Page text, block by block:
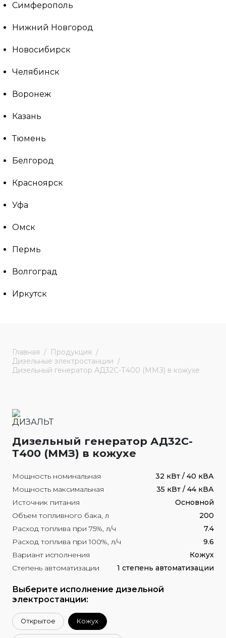
Симферополь
Нижний Новгород
Новосибирск
Челябинск
Воронеж
Казань
Тюмень
Белгород
Красноярск
Уфа
Омск
Пермь
Волгоград
Иркутск
Главная
Продукция
Дизельные электростанции
Дизельный генератор АД32С-Т400 (ММЗ) в кожухе
Дизельный генератор АД32С-
Т400 (ММЗ) в кожухе
Мощность номинальная
32 кВт / 40 кВА
Мощность максимальная
35 кВт / 44 кВА
Источник питания
Основной
Объем топливного бака, л
200
Расход топлива при 75%, л/ч
7.4
Расход топлива при 100%, л/ч
9.6
Вариант исполнения
Кожух
Степень автоматизации
1 степень автоматизации
Выберите исполнение дизельной
электростанции:
Открытое Кожух